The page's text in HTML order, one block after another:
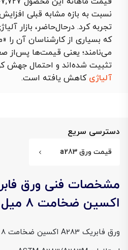
نسبت به بازه مشابه قبلی
تجربه کرد. درحال‌حاضر، بازار
که بسیاری از کارشناسان آن را
می‌نامند؛ یعنی قیمت‌ها پس‌از
تثبیت شده‌اند و احتمال جهش
آلیاژی کاهش یافته است.
دسترسی سریع
قیمت ورق a283
اکسین ضخامت 8 میل عرض 2000